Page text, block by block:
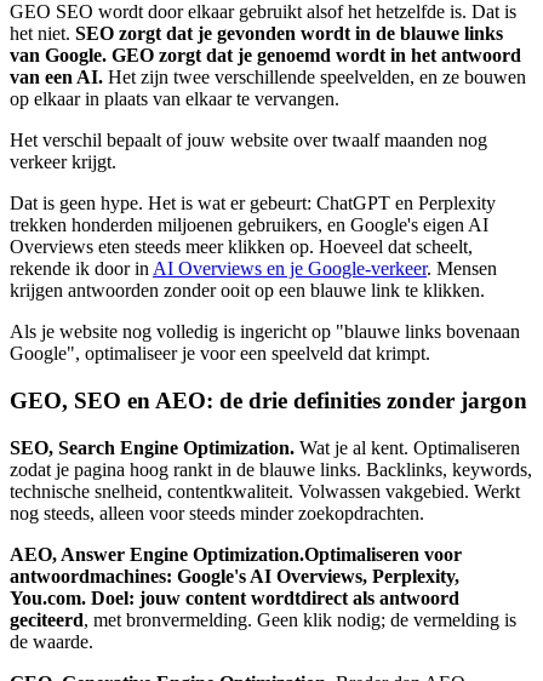
GEO SEO wordt door elkaar gebruikt alsof het hetzelfde is. Dat is
het niet. SEO zorgt dat je gevonden wordt in de blauwe links
van Google. GEO zorgt dat je genoemd wordt in het antwoord
van een AI. Het zijn twee verschillende speelvelden, en ze bouwen
op elkaar in plaats van elkaar te vervangen.
Het verschil bepaalt of jouw website over twaalf maanden nog
verkeer krijgt.
Dat is geen hype. Het is wat er gebeurt: ChatGPT en Perplexity
trekken honderden miljoenen gebruikers, en Google's eigen AI
Overviews eten steeds meer klikken op. Hoeveel dat scheelt,
rekende ik door in AI Overviews en je Google-verkeer. Mensen
krijgen antwoorden zonder ooit op een blauwe link te klikken.
Als je website nog volledig is ingericht op "blauwe links bovenaan
Google", optimaliseer je voor een speelveld dat krimpt.
GEO, SEO en AEO: de drie definities zonder jargon
SEO, Search Engine Optimization. Wat je al kent. Optimaliseren
zodat je pagina hoog rankt in de blauwe links. Backlinks, keywords,
technische snelheid, contentkwaliteit. Volwassen vakgebied. Werkt
nog steeds, alleen voor steeds minder zoekopdrachten.
AEO, Answer Engine Optimization.Optimaliseren voor
antwoordmachines: Google's AI Overviews, Perplexity,
You.com. Doel: jouw content wordtdirect als antwoord
geciteerd, met bronvermelding. Geen klik nodig; de vermelding is
de waarde.